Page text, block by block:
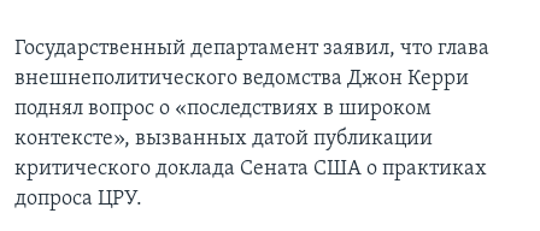
Государственный департамент заявил, что глава
внешнеполитического ведомства Джон Керри
поднял вопрос о «последствиях в широком
контексте», вызванных датой публикации
критического доклада Сената США о практиках
допроса ЦРУ.